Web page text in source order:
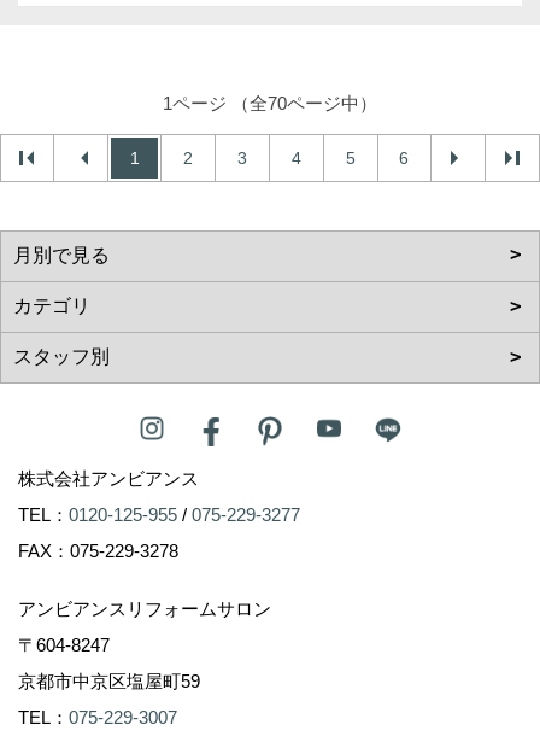
1ページ （全70ページ中）
1 2 3 4 5 6
株式会社アンビアンス
TEL： 0120-125-955 / 075-229-3277
FAX：075-229-3278
アンビアンスリフォームサロン
〒604-8247
京都市中京区塩屋町59
TEL： 075-229-3007